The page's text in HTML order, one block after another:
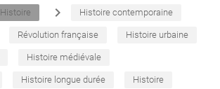
Histoire navigate_next Histoire contemporaine
Révolution française Histoire urbaine
Histoire médiévale
Histoire longue durée Histoire